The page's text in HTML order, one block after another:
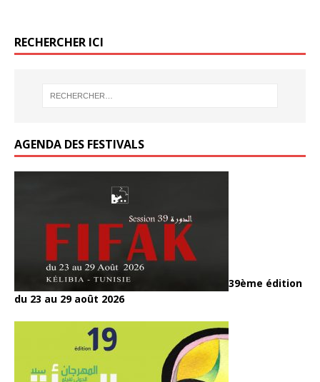
RECHERCHER ICI
AGENDA DES FESTIVALS
39ème édition
du 23 au 29 août 2026